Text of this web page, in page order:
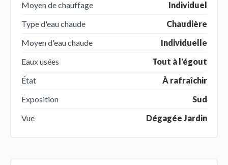
Moyen de chauffage
Individuel
Type d'eau chaude
Chaudière
Moyen d'eau chaude
Individuelle
Eaux usées
Tout à l'égout
État
À rafraîchir
Exposition
Sud
Vue
Dégagée Jardin